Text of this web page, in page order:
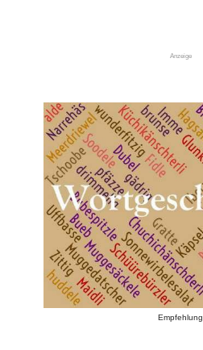
Anzeige
Empfehlung